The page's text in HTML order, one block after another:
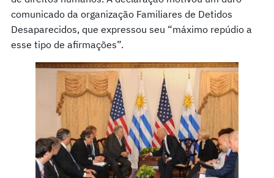
comunicado da organização Familiares de Detidos
Desaparecidos, que expressou seu “máximo repúdio a
esse tipo de afirmações”.